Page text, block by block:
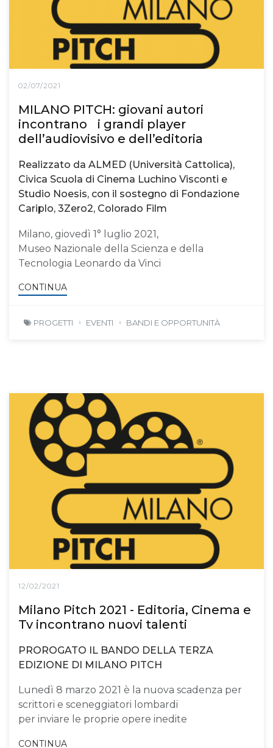
02/07/2021
MILANO PITCH: giovani autori
incontrano i grandi player
dell’audiovisivo e dell’editoria
Realizzato da ALMED (Università Cattolica),
Civica Scuola di Cinema Luchino Visconti e
Studio Noesis, con il sostegno di Fondazione
Cariplo, 3Zero2, Colorado Film
Milano, giovedì 1° luglio 2021,
Museo Nazionale della Scienza e della
Tecnologia Leonardo da Vinci
CONTINUA
PROGETTI EVENTI BANDI E OPPORTUNITÀ
12/02/2021
Milano Pitch 2021 - Editoria, Cinema e
Tv incontrano nuovi talenti
PROROGATO IL BANDO DELLA TERZA
EDIZIONE DI MILANO PITCH
Lunedì 8 marzo 2021 è la nuova scadenza per
scrittori e sceneggiatori lombardi
per inviare le proprie opere inedite
CONTINUA